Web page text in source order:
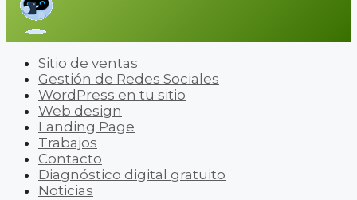
Sitio de ventas
Gestión de Redes Sociales
WordPress en tu sitio
Web design
Landing Page
Trabajos
Contacto
Diagnóstico digital gratuito
Noticias